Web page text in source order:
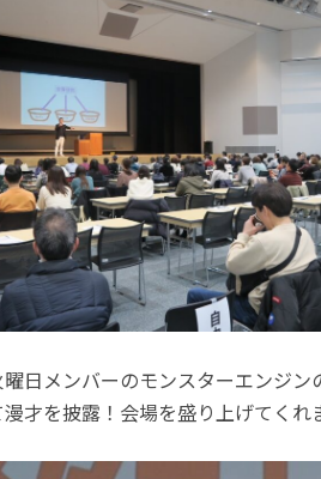
日メンバーのモンスターエンジン
才を披露！会場を盛り上げてくれ